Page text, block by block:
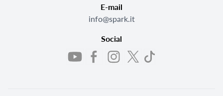
E-mail
info@spark.it
Social